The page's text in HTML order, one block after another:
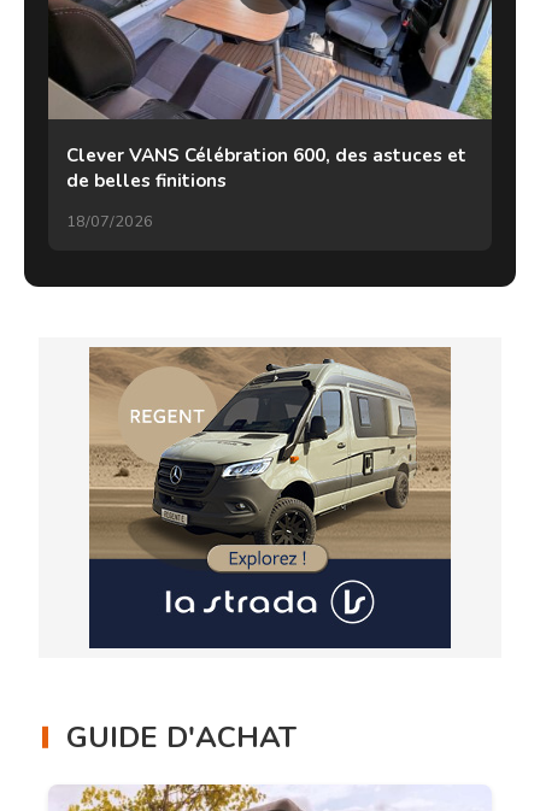
Clever VANS Célébration 600, des astuces et
de belles finitions
18/07/2026
GUIDE D'ACHAT